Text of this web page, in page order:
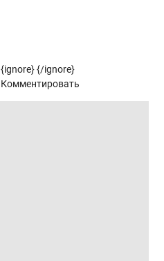
{ignore}{/ignore}
Комментировать